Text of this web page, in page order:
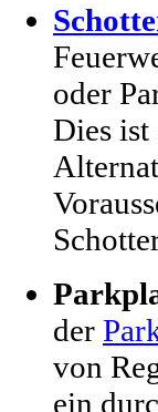
oder
Dies
der
von
ein